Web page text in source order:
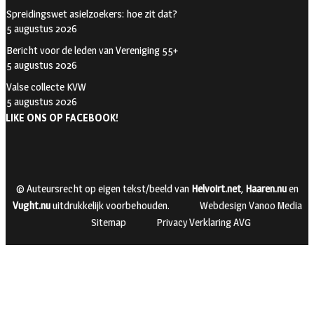
Spreidingswet asielzoekers: hoe zit dat?
5 augustus 2026
Bericht voor de leden van Vereniging 55+
5 augustus 2026
Valse collecte KVW
5 augustus 2026
LIKE ONS OP FACEBOOK!
© Auteursrecht op eigen tekst/beeld van Helvoirt.net, Haaren.nuen
Vught.nuuitdrukkelijk voorbehouden.
Webdesign Vanoo Media
Sitemap
Privacy Verklaring AVG